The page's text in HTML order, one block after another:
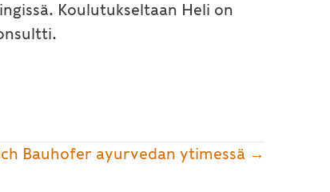
Koulutukseltaan Heli on
Bauhofer ayurvedan ytimessä →